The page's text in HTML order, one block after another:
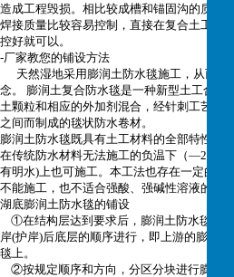
造成工程毁损。相比较成槽和锚固沟的质量
焊接质量比较容易控制，直接在复合土工膜
控好就可以。
-厂家教您的铺设方法
天然湿地采用膨润土防水毯施工，从而达
念。 膨润土复合防水毯是一种新型土工合成
土颗粒和相应的外加剂混合，经针刺工艺，
之间而制成的毯状防水卷材。
膨润土防水毯既具有土工材料的全部特性，
在传统防水材料无法施工的负温下（—20℃)
有明水)上也可施工。本工法也存在一定的局
不能施工，也不适合强酸、强碱性溶液的防渗
湖底膨润土防水毯的铺设
①在结构层达到要求后，膨润土防水毯的铺
岸(护岸)后底层的顺序进行，即上游的膨润土
毯上。
②按规定顺序和方向，分区分块进行膨润土